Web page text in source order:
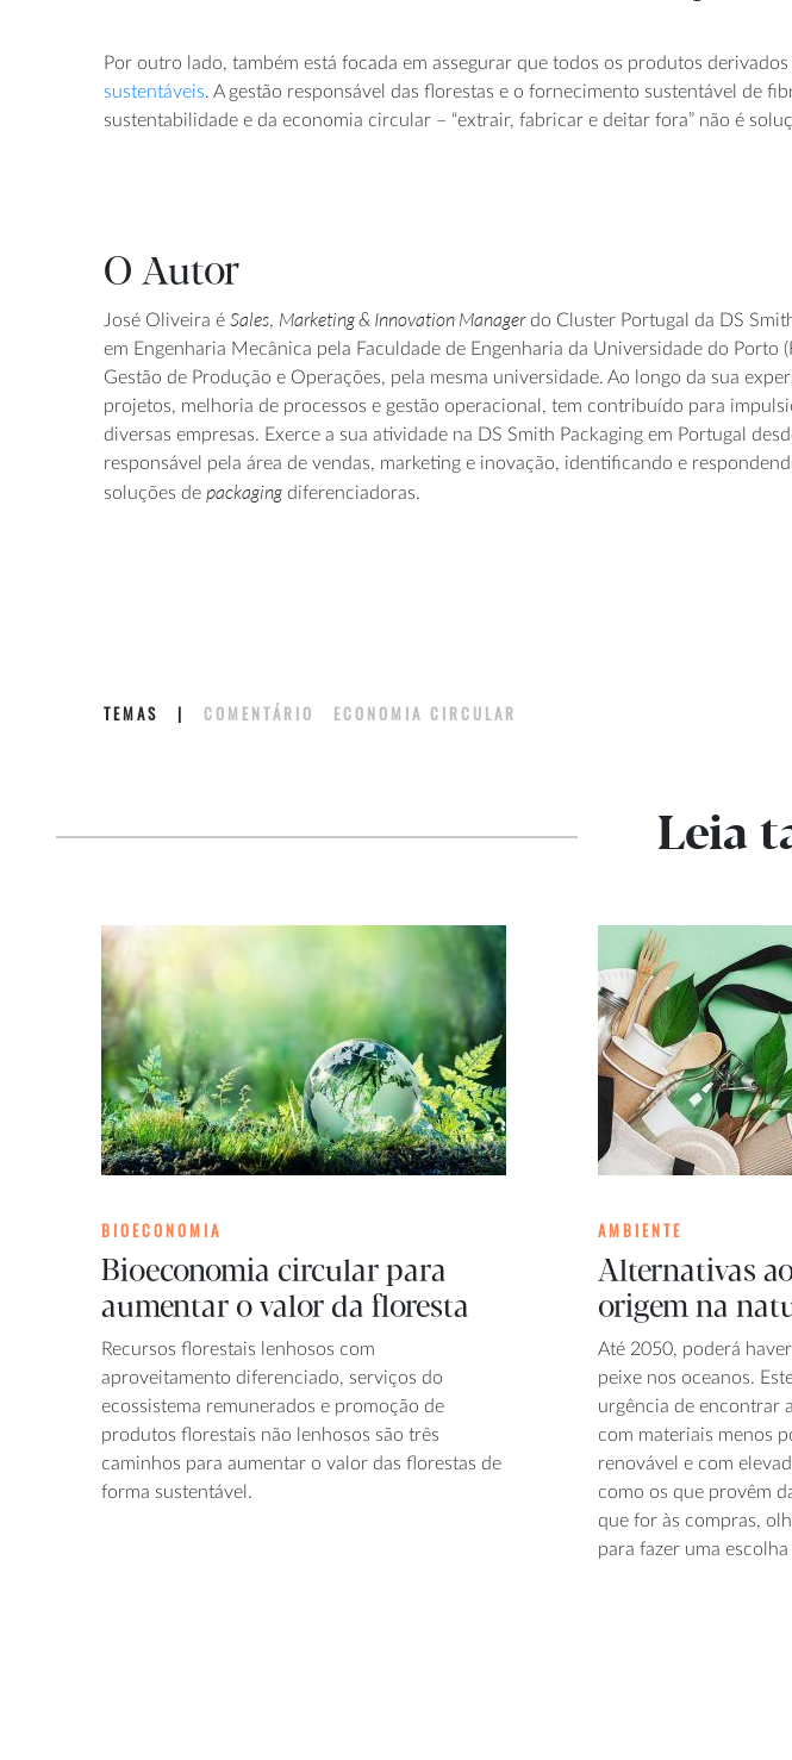
Por outro lado, também está focada em assegurar que todos os produtos
sustentáveis. A gestão responsável das florestas e o fornecimento sustentável de
sustentabilidade e da economia circular – “extrair, fabricar e deitar fora” não é
O Autor
José Oliveira é Sales, Marketing & Innovation Managerdo Cluster Portugal da DS
em Engenharia Mecânica pela Faculdade de Engenharia da Universidade do Porto
Gestão de Produção e Operações, pela mesma universidade. Ao longo da sua
projetos, melhoria de processos e gestão operacional, tem contribuído para
diversas empresas. Exerce a sua atividade na DS Smith Packaging em Portugal
responsável pela área de vendas, marketing e inovação, identificando e
soluções de packagingdiferenciadoras.
TEMAS | COMENTÁRIO ECONOMIA CIRCULAR
Leia
BIOECONOMIA
Bioeconomia circular para
aumentar o valor da floresta
Recursos florestais lenhosos com
aproveitamento diferenciado, serviços do
ecossistema remunerados e promoção de
produtos florestais não lenhosos são três
caminhos para aumentar o valor das florestas de
forma sustentável.
AMBIENTE
Alternativas
origem na
Até 2050, poderá
peixe nos oceanos.
urgência de encontrar
com materiais menos
renovável e com
como os que provêm
que for às compras,
para fazer uma